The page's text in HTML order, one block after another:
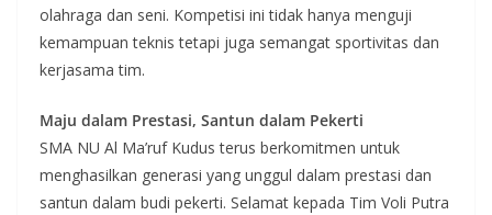
olahraga dan seni. Kompetisi ini tidak hanya menguji
kemampuan teknis tetapi juga semangat sportivitas dan
kerjasama tim.
Maju dalam Prestasi, Santun dalam Pekerti
SMA NU Al Ma’ruf Kudus terus berkomitmen untuk
menghasilkan generasi yang unggul dalam prestasi dan
santun dalam budi pekerti. Selamat kepada Tim Voli Putra